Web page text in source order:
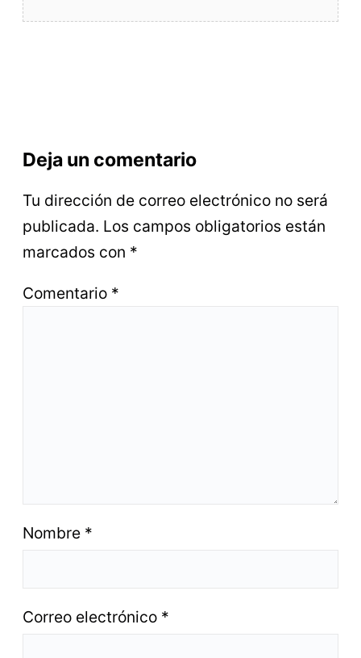
Deja un comentario
Tu dirección de correo electrónico no será
publicada. Los campos obligatorios están
marcados con *
Comentario *
Nombre *
Correo electrónico *